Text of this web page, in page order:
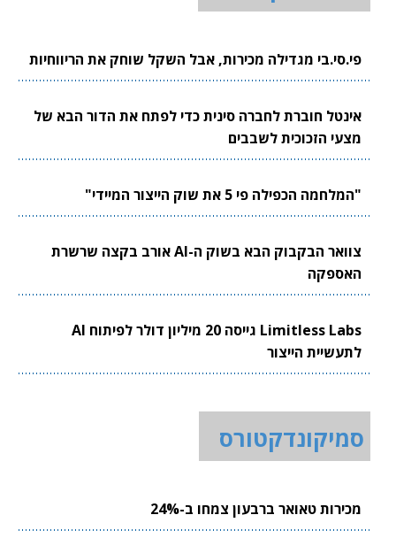
פי.סי.בי מגדילה מכירות, אבל השקל שוחק את הריווחיות
אינטל חוברת לחברה סינית כדי לפתח את הדור הבא של
מצעי הזכוכית לשבבים
"המלחמה הכפילה פי 5 את שוק הייצור המיידי"
צוואר הבקבוק הבא בשוק ה-AI אורב בקצה שרשרת
האספקה
Limitless Labs גייסה 20 מיליון דולר לפיתוח AI
לתעשיית הייצור
סמיקונדקטורס
מכירות טאואר ברבעון צמחו ב-24%